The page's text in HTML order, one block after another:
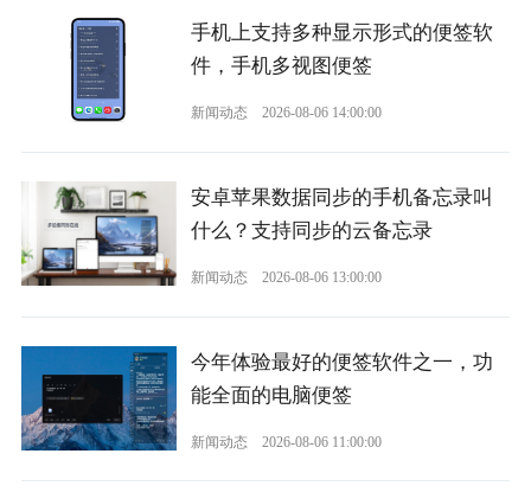
手机上支持多种显示形式的便签软
件，手机多视图便签
新闻动态 2026-08-06 14:00:00
安卓苹果数据同步的手机备忘录叫
什么？支持同步的云备忘录
新闻动态 2026-08-06 13:00:00
今年体验最好的便签软件之一，功
能全面的电脑便签
新闻动态 2026-08-06 11:00:00